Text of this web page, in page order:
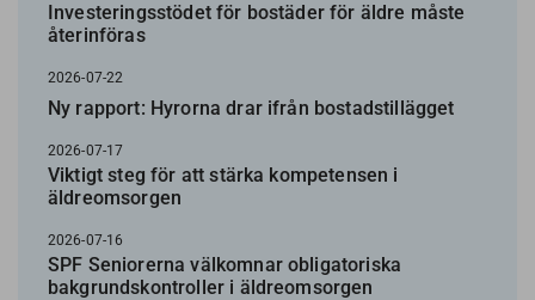
Investeringsstödet för bostäder för äldre måste
återinföras
2026-07-22
Ny rapport: Hyrorna drar ifrån bostadstillägget
2026-07-17
Viktigt steg för att stärka kompetensen i
äldreomsorgen
2026-07-16
SPF Seniorerna välkomnar obligatoriska
bakgrundskontroller i äldreomsorgen